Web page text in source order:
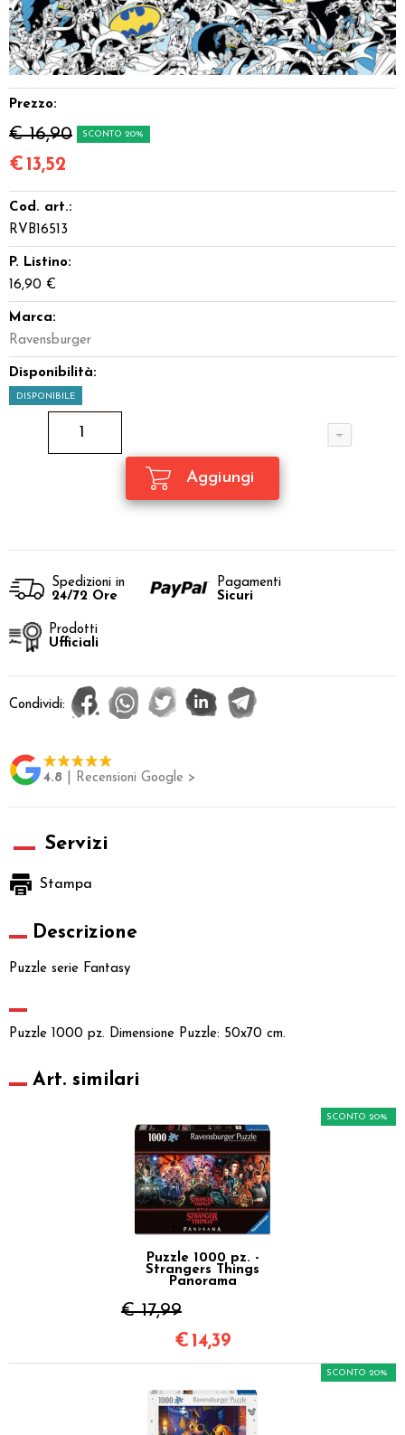
Dadi
Accessori
Giocattoli e Gadget
Offerte del Dragone
Prezzo:
€ 16,90 SCONTO 20%
€ 13,52
Cod. art.:
RVB16513
P. Listino:
16,90 €
Marca:
Ravensburger
Disponibilità:
DISPONIBILE
Spedizioni in
24/72 Ore
Pagamenti
Sicuri
Prodotti
Ufficiali
Condividi:
4.8 | Recensioni Google >
Servizi
Stampa
Descrizione
Puzzle serie Fantasy
Puzzle 1000 pz. Dimensione Puzzle: 50x70 cm.
Art. similari
Puzzle 1000 pz. -
Strangers Things
Panorama
€ 17,99
SCONTO 20%
€ 14,39
SCONTO 20%